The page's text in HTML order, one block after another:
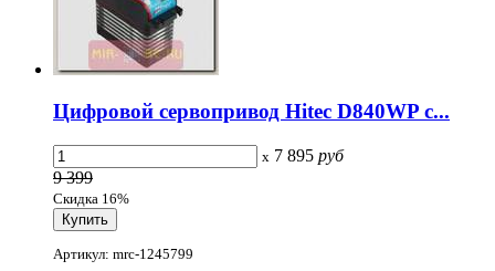
Цифровой сервопривод Hitec D840WP c...
x 7 895 руб
9 399
Скидка 16%
Артикул: mrc-1245799